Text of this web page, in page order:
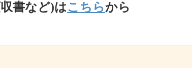
書など)はこちらから